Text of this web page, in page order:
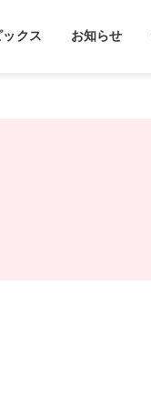
ックス お知らせ